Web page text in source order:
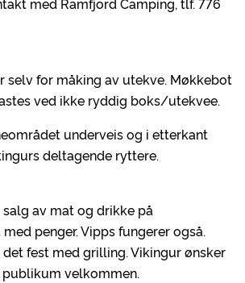
selv for måking av utekve. Møkkebot
ved ikke ryddig boks/utekvee.
underveis og i etterkant
deltagende ryttere.
av mat og drikke på
penger. Vipps fungerer også.
fest med grilling. Vikingur ønsker
velkommen.